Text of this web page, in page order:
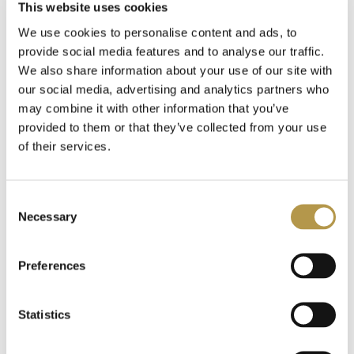
This website uses cookies
We use cookies to personalise content and ads, to
provide social media features and to analyse our traffic.
We also share information about your use of our site with
our social media, advertising and analytics partners who
may combine it with other information that you’ve
provided to them or that they’ve collected from your use
of their services.
Selection
Necessary
Preferences
Statistics
kompozycji mainstreamowych – są bardziej
Jeśli pragniesz zapachu, któryłączy w sobie świeżość owoców i
bliskość natury
, nasze perfumy inspirowane polskim sadem
będą idealnym wyborem. Toaromatyczny spacer wśród jabłoni i
gruszzamknięty w szklanym flakonie – idealny na co dzień i na
każdą porę roku.
Udostępnij
ZAPACH LATA: ŚWIEŻE I ORZEŹWIAJĄCE